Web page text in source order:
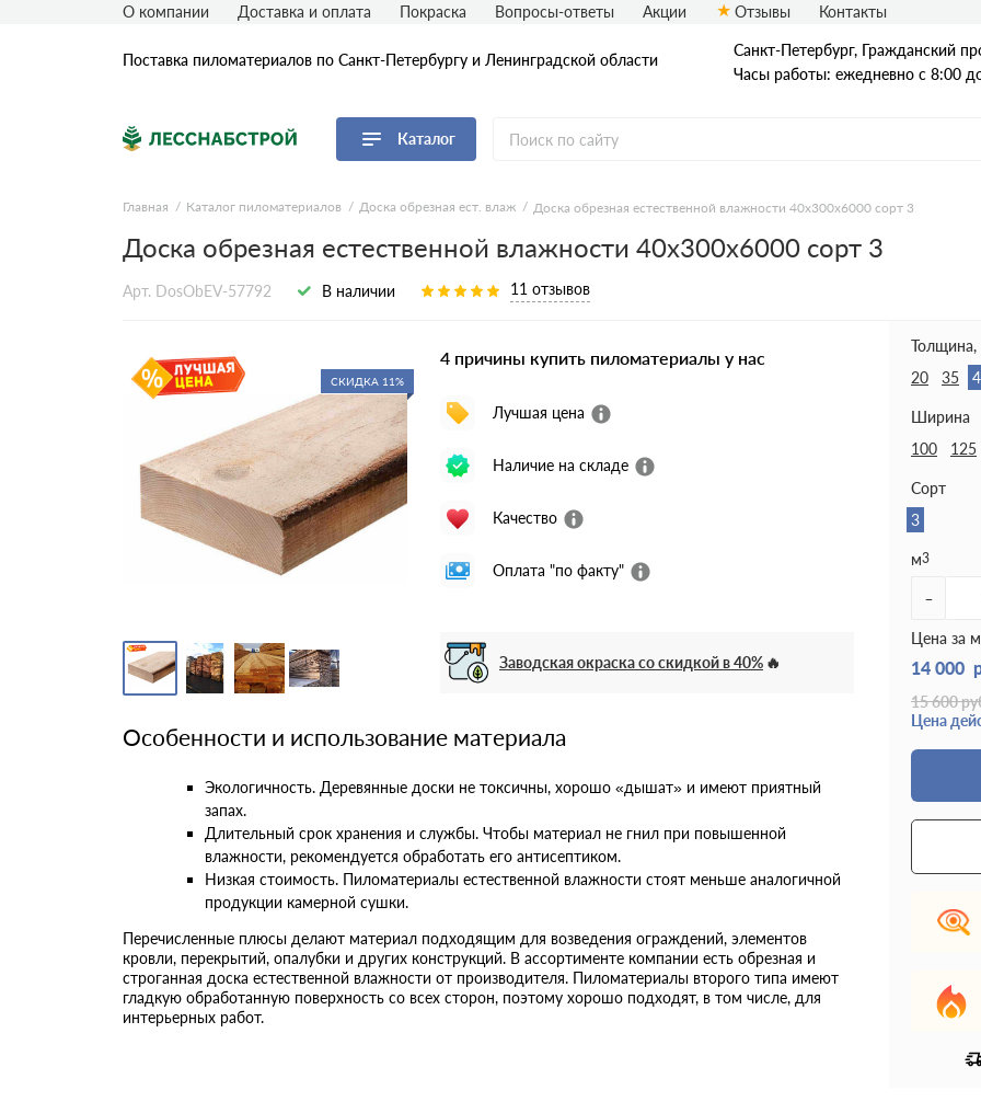
Поставка пиломатериалов по Санкт-Петербургу и Ленинградской области
Санкт-Петербург, Гражданский
Часы работы: ежедневно с 8:00
Каталог
Перейти в каталог
Доска
Доска
Доска сухая
Доска строганная
О компании Доставка и оплата Покраска Вопросы-ответы Акции Отзывы Контакты
Главная Каталог пиломатериалов Доска обрезная ест. влаж Доска обрезная естественной влажности 40х300х6000 сорт 3
Доска обрезная естественной влажности 40х300х6000 сорт 3
Арт. DosObEV-57792 В наличии 11 отзывов
СКИДКА 11%
4 причины купить пиломатериалы у нас
Лучшая цена
Наличие на складе
Качество
Оплата "по факту"
Заводская окраска со скидкой в 40%
Особенности и использование материала
Экологичность. Деревянные доски не токсичны, хорошо «дышат» и имеют приятный
запах.
Длительный срок хранения и службы. Чтобы материал не гнил при повышенной
влажности, рекомендуется обработать его антисептиком.
Низкая стоимость. Пиломатериалы естественной влажности стоят меньше аналогичной
продукции камерной сушки.
Перечисленные плюсы делают материал подходящим для возведения ограждений, элементов
кровли, перекрытий, опалубки и других конструкций. В ассортименте компании есть обрезная и
строганная доска естественной влажности от производителя. Пиломатериалы второго типа имеют
гладкую обработанную поверхность со всех сторон, поэтому хорошо подходят, в том числе, для
интерьерных работ.
20
35
Ширина
100
125
Сорт
3
м3
-
Цена за м
14 000
15 600
Цена